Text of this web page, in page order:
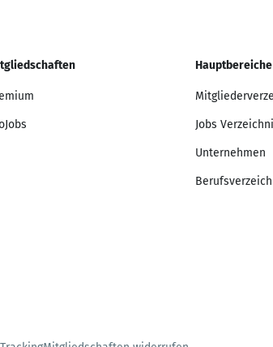
Hauptbereiche
Jobs
Unternehmen